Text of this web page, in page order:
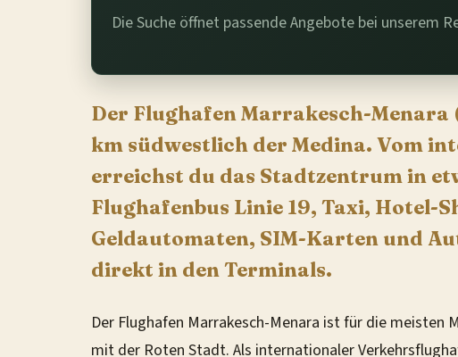
Die Suche öffnet passende Angebote bei unserem
Der Flughafen Marrakesch-Menara
km südwestlich der Medina. Vom
erreichst du das Stadtzentrum in
Flughafenbus Linie 19, Taxi, Hotel-
Geldautomaten, SIM-Karten und
direkt in den Terminals.
Der Flughafen Marrakesch-Menara ist für die meisten
mit der Roten Stadt. Als internationaler